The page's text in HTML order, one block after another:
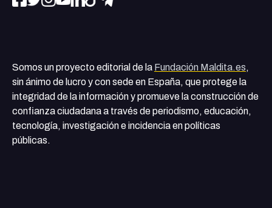
Somos un proyecto editorial de la Fundación Maldita.es,
sin ánimo de lucro y con sede en España, que protege la
integridad de la información y promueve la construcción de
confianza ciudadana a través de periodismo, educación,
tecnología, investigación e incidencia en políticas
públicas.